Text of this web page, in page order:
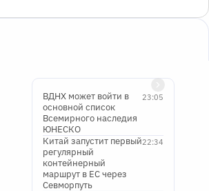
23:05
ВДНХ может войти в
основной список
Всемирного наследия
ЮНЕСКО
22:34
Китай запустит первый
регулярный
контейнерный
маршрут в ЕС через
Севморпуть